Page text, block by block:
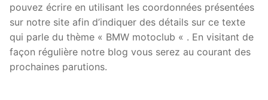
pouvez écrire en utilisant les coordonnées présentées
sur notre site afin d’indiquer des détails sur ce texte
qui parle du thème « BMW motoclub « . En visitant de
façon régulière notre blog vous serez au courant des
prochaines parutions.